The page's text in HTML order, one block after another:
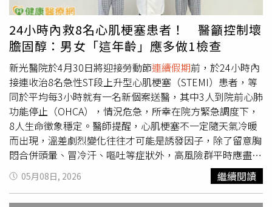
24小時內救8名心肌梗塞患者！ 醫籲控制壞
膽固醇：男女「這年齡」應多做1檢查
新光醫院於4月30日將迎接勞動節連續假期前，於24小時內
接連收治8名急性ST段上升型心肌梗塞（STEMI）患者，等
同於平均每3小時就有一名新個案送醫，其中3人到院前心肺
功能停止（OHCA），情況危急，所幸在院方緊急調度下，
8人生命徵象穩定。醫師提醒，心肌梗塞不一定隨天氣冷暖
而出現，溫差劇烈變化往往才可能是誘發因子，除了留意胸
悶合併頭暈、冒冷汗、嘔吐等症狀外，高風險群平時應盡可
能將低密度膽固醇（LDL-C，俗稱「壞膽固醇」）控制在55
mg/dL以下，有助於降低發病風險。新光醫院心臟內科主治
醫師鍾伯欣表示，50至65歲為心肌梗塞好發族群，而此前
05月08日, 2026 繼續閱讀